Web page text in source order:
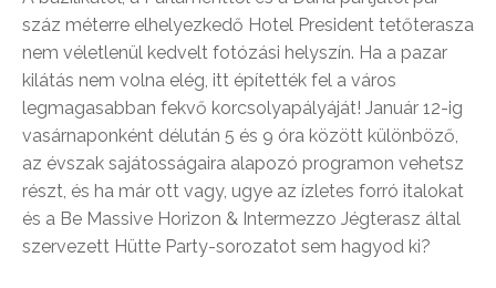
száz méterre elhelyezkedő Hotel President tetőterasza
nem véletlenül kedvelt fotózási helyszín. Ha a pazar
kilátás nem volna elég, itt építették fel a város
legmagasabban fekvő korcsolyapályáját! Január 12-ig
vasárnaponként délután 5 és 9 óra között különböző,
az évszak sajátosságaira alapozó programon vehetsz
részt, és ha már ott vagy, ugye az ízletes forró italokat
és a Be Massive Horizon & Intermezzo Jégterasz által
szervezett Hütte Party-sorozatot sem hagyod ki?